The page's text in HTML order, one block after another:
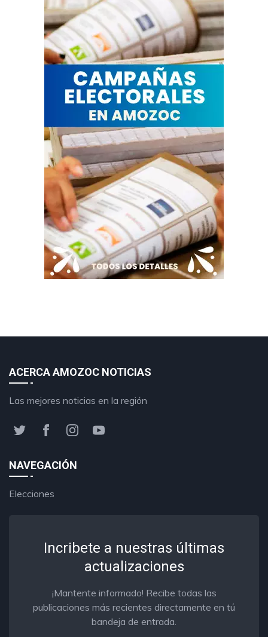
ACERCA AMOZOC NOTICIAS
Las mejores noticias en la región
NAVEGACIÓN
Elecciones
Incribete a nuestras últimas
actualizaciones
¡Mantente informado! Recibe todas las
publicaciones más recientes directamente en tú
bandeja de entrada.